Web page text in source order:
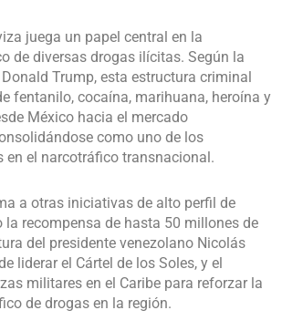
juega un papel central en la
de diversas drogas ilícitas. Según la
Trump, esta estructura criminal
fentanilo, cocaína, marihuana, heroína y
México hacia el mercado
como uno de los
en el narcotráfico transnacional.
a otras iniciativas de alto perfil de
la recompensa de hasta 50 millones de
del presidente venezolano Nicolás
liderar el Cártel de los Soles, y el
militares en el Caribe para reforzar la
de drogas en la región.